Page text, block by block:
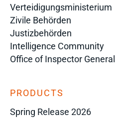
Verteidigungsministerium
Zivile Behörden
Justizbehörden
Intelligence Community
Office of Inspector General
PRODUCTS
Spring Release 2026